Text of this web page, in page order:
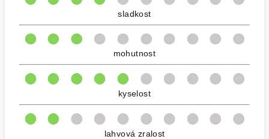
sladkost
mohutnost
kyselost
lahvová zralost